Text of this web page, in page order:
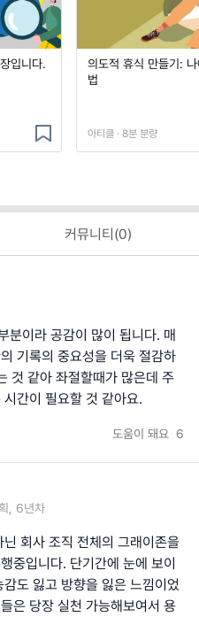
입니다.
의도적 휴식 만들기:
법
아티클 · 8분 분량
커뮤니티(0)
분이라 공감이 많이 됩니다. 매
기록의 중요성을 더욱 절감하
것 같아 좌절할때가 많은데 주
간이 필요할 것 같아요.
도움이 돼요 6
, 6년차
회사 조직 전체의 그래이존을
중입니다. 단기간에 눈에 보이
도 잃고 방향을 잃은 느낌이었
은 당장 실천 가능해보여서 용